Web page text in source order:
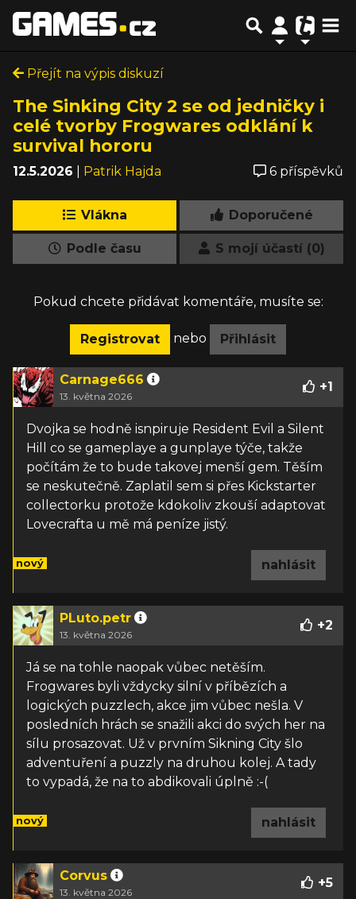
Přejít na výpis diskuzí
The Sinking City 2 se od jedničky i
celé tvorby Frogwares odklání k
survival hororu
12.5.2026 Patrik Hajda 6 příspěvků
Vlákna Doporučené
Podle času S mojí účastí (0)
Pokud chcete přidávat komentáře, musíte se:
Registrovat nebo Přihlásit
Carnage666
13. května 2026
+1
Dvojka se hodně isnpiruje Resident Evil a Silent
Hill co se gameplaye a gunplaye týče, takže
počítám že to bude takovej menší gem. Těším
se neskutečně. Zaplatil sem si přes Kickstarter
collectorku protože kdokoliv zkouší adaptovat
Lovecrafta u mě má peníze jistý.
nový nahlásit
PLuto.petr
13. května 2026
+2
Já se na tohle naopak vůbec netěším.
Frogwares byli vždycky silní v příbězích a
logických puzzlech, akce jim vůbec nešla. V
posledních hrách se snažili akci do svých her na
sílu prosazovat. Už v prvním Sikning City šlo
adventuření a puzzly na druhou kolej. A tady
to vypadá, že na to abdikovali úplně :-(
nový nahlásit
Corvus
13. května 2026
+5